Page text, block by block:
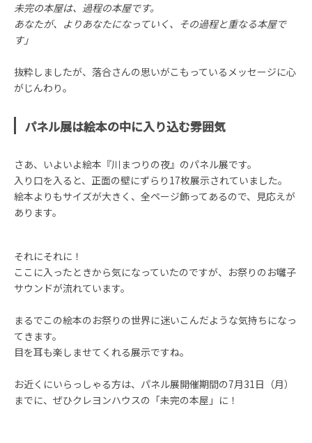
未完の本屋は、過程の本屋です。
あなたが、よりあなたになっていく、その過程と重なる本屋で
す」
抜粋しましたが、落合さんの思いがこもっているメッセージに心
がじんわり。
パネル展は絵本の中に入り込む雰囲気
さあ、いよいよ絵本『川まつりの夜』のパネル展です。
入り口を入ると、正面の壁にずらり17枚展示されていました。
絵本よりもサイズが大きく、全ページ飾ってあるので、見応えが
あります。
それにそれに！
ここに入ったときから気になっていたのですが、お祭りのお囃子
サウンドが流れています。
まるでこの絵本のお祭りの世界に迷いこんだような気持ちになっ
てきます。
目を耳も楽しませてくれる展示ですね。
お近くにいらっしゃる方は、パネル展開催期間の7月31日（月）
までに、ぜひクレヨンハウスの「未完の本屋」に！